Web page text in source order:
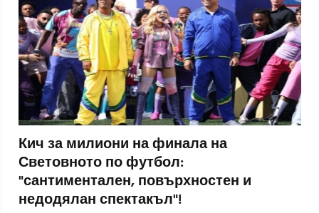
Кич за милиони на финала на
Световното по футбол:
"сантиментален, повърхностен и
недодялан спектакъл"!